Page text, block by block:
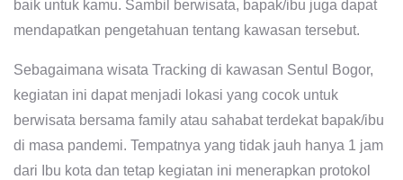
baik untuk kamu. Sambil berwisata, bapak/ibu juga dapat
mendapatkan pengetahuan tentang kawasan tersebut.
Sebagaimana wisata Tracking di kawasan Sentul Bogor,
kegiatan ini dapat menjadi lokasi yang cocok untuk
berwisata bersama family atau sahabat terdekat bapak/ibu
di masa pandemi. Tempatnya yang tidak jauh hanya 1 jam
dari Ibu kota dan tetap kegiatan ini menerapkan protokol